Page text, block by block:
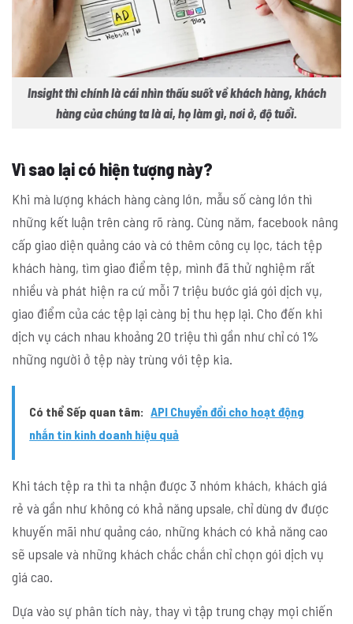
Insight thì chính là cái nhìn thấu suốt về khách hàng, khách
hàng của chúng ta là ai, họ làm gì, nơi ở, độ tuổi.
Vì sao lại có hiện tượng này?
Khi mà lượng khách hàng càng lớn, mẫu số càng lớn thì
những kết luận trên càng rõ ràng. Cùng năm, facebook nâng
cấp giao diện quảng cáo và có thêm công cụ lọc, tách tệp
khách hàng, tìm giao điểm tệp, mình đã thử nghiệm rất
nhiều và phát hiện ra cứ mỗi 7 triệu bước giá gói dịch vụ,
giao điểm của các tệp lại càng bị thu hẹp lại. Cho đến khi
dịch vụ cách nhau khoảng 20 triệu thì gần như chỉ có 1%
những người ở tệp này trùng với tệp kia.
Có thể Sếp quan tâm: API Chuyển đổi cho hoạt động
nhắn tin kinh doanh hiệu quả
Khi tách tệp ra thì ta nhận được 3 nhóm khách, khách giá
rẻ và gần như không có khả năng upsale, chỉ dùng dv được
khuyến mãi như quảng cáo, những khách có khả năng cao
sẽ upsale và những khách chắc chắn chỉ chọn gói dịch vụ
giá cao.
Dựa vào sự phân tích này, thay vì tập trung chạy mọi chiến